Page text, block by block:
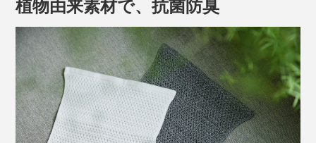
植物由来素材で、抗菌防臭